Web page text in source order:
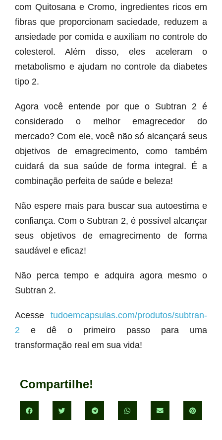
com Quitosana e Cromo, ingredientes ricos em
fibras que proporcionam saciedade, reduzem a
ansiedade por comida e auxiliam no controle do
colesterol. Além disso, eles aceleram o
metabolismo e ajudam no controle da diabetes
tipo 2.
Agora você entende por que o Subtran 2 é
considerado o melhor emagrecedor do
mercado? Com ele, você não só alcançará seus
objetivos de emagrecimento, como também
cuidará da sua saúde de forma integral. É a
combinação perfeita de saúde e beleza!
Não espere mais para buscar sua autoestima e
confiança. Com o Subtran 2, é possível alcançar
seus objetivos de emagrecimento de forma
saudável e eficaz!
Não perca tempo e adquira agora mesmo o
Subtran 2.
Acesse tudoemcapsulas.com/produtos/subtran-
2 e dê o primeiro passo para uma
transformação real em sua vida!
Compartilhe!